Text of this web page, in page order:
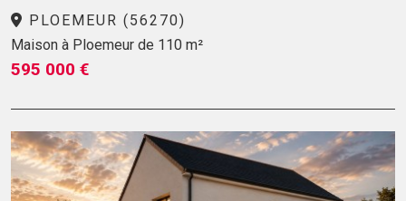
PLOEMEUR (56270)
Maison à Ploemeur de 110 m²
595 000 €